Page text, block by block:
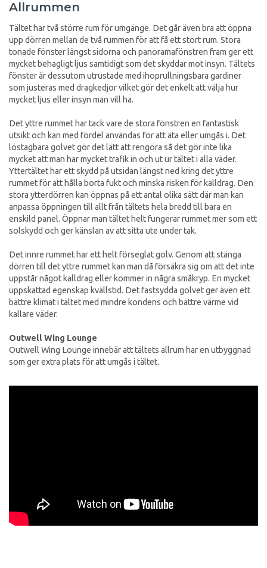
Allrummen
Tältet har två större rum för umgänge. Det går även bra att öppna
upp dörren mellan de två rummen för att få ett stort rum. Stora
tonade fönster längst sidorna och panoramafönstren fram ger ett
mycket behagligt ljus samtidigt som det skyddar mot insyn. Tältets
fönster är dessutom utrustade med ihoprullningsbara gardiner
som justeras med dragkedjor vilket gör det enkelt att välja hur
mycket ljus eller insyn man vill ha.
Det yttre rummet har tack vare de stora fönstren en fantastisk
utsikt och kan med fördel användas för att äta eller umgås i. Det
löstagbara golvet gör det lätt att rengöra så det gör inte lika
mycket att man har mycket trafik in och ut ur tältet i alla väder.
Yttertältet har ett skydd på utsidan längst ned kring det yttre
rummet för att hålla borta fukt och minska risken för kalldrag. Den
stora ytterdörren kan öppnas på ett antal olika sätt där man kan
anpassa öppningen till allt från tältets hela bredd till bara en
enskild panel. Öppnar man tältet helt fungerar rummet mer som ett
solskydd och ger känslan av att sitta ute under tak.
Det innre rummet har ett helt förseglat golv. Genom att stänga
dörren till det yttre rummet kan man då försäkra sig om att det inte
uppstår något kalldrag eller kommer in några småkryp. En mycket
uppskattad egenskap kvällstid. Det fastsydda golvet ger även ett
bättre klimat i tältet med mindre kondens och bättre värme vid
kallare väder.
Outwell Wing Lounge
Outwell Wing Lounge innebär att tältets allrum har en utbyggnad
som ger extra plats för att umgås i tältet.